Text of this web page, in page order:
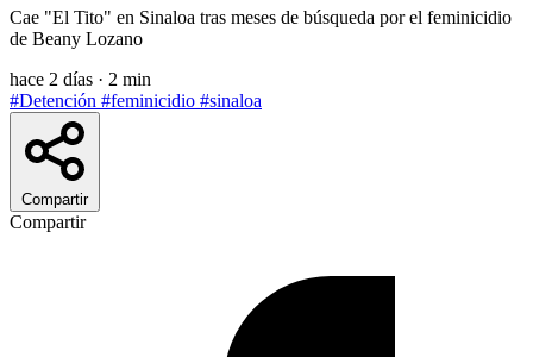
Cae "El Tito" en Sinaloa tras meses de búsqueda por el feminicidio
de Beany Lozano
hace 2 días · 2 min
#Detención #feminicidio #sinaloa
Compartir
Compartir